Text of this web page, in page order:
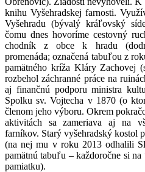
knihu Vyšehradskej farnosti.
Vyšehradu (bývalý kráľovský
čomu dnes hovoríme cestovný
chodník z obce k hradu
promenáda; označená tabuľou z
pamätného kríža Kláry Zachovej
rozbehol záchranné práce na
aj finančnú podporu ministra
Spolku sv. Vojtecha v 1870 (o
členom jeho výboru. Okrem
aktivitách sa zameriava aj na
farníkov. Starý vyšehradský kostol
(na nej mu v roku 2013 odhalili
pamätnú tabuľu – každoročne si
pamiatku).